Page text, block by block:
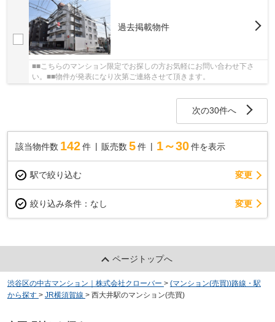
過去掲載物件
■■こちらのマンション限定でお探しの方お気軽にお問い合わせ下さ
い。■■物件が発表になり次第ご連絡させて頂きます。
次の30件へ
該当物件数 142件 販売数 5 件 1～30 件を表示
駅で絞り込む 変更
絞り込み条件： なし 変更
ページトップへ
渋谷区の中古マンション｜株式会社クローバー > (マンション(売買))路線・駅
から探す > JR横須賀線 > 西大井駅のマンション(売買)